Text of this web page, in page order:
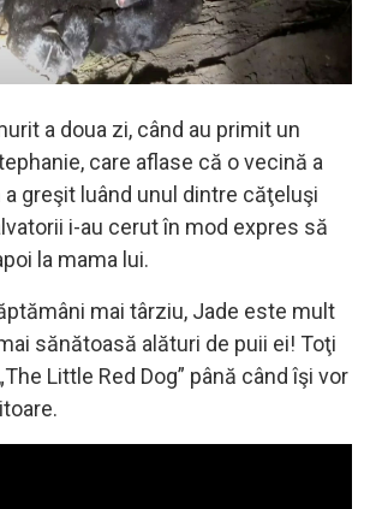
a doua zi, când au primit un
care aflase că o vecină a
greşit luând unul dintre căţeluşi
i-au cerut în mod expres să
la mama lui.
mai târziu, Jade este mult
sănătoasă alături de puii ei! Toţi
Little Red Dog” până când îşi vor